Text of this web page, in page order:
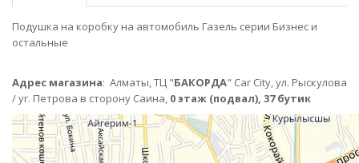
Подушка на коробку на автомобиль Газель серии Бизнес и
остальные
Адрес магазина: Алматы,ТЦ "БАКОРДА" Car City, ул. Рыскулова
/ уг. Петрова в сторону Саина, 0 этаж (подвал), 37 бутик